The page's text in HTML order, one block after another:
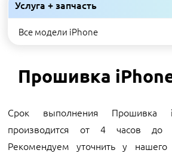
Услуга + запчасть
Все модели iPhone
Прошивка
Срок выполнения
производится от 4 часов до
Рекомендуем уточнить у